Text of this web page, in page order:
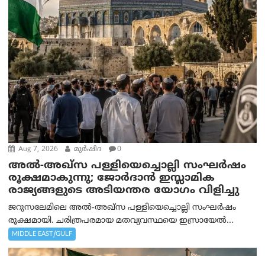
Aug 7, 2026 മുര്‍ഷിദ 0
അൽ-അഖ്‌സ പള്ളിയെച്ചൊല്ലി സംഘർഷം
രൂക്ഷമാകുന്നു; ജോർദാൻ ഇസ്ലാമിക
രാജ്യങ്ങളുടെ അടിയന്തര യോഗം വിളിച്ചു
ജറുസലേമിലെ അൽ-അഖ്‌സ പള്ളിയെച്ചൊല്ലി സംഘർഷം
രൂക്ഷമായി. ചരിത്രപരമായ മതവ്യവസ്ഥയെ ഇസ്രായേൽ...
MIDDLE EAST/GULF